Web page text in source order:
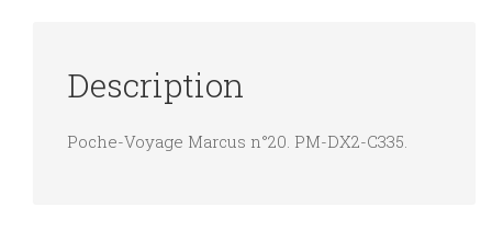
Description
Poche-Voyage Marcus n°20. PM-DX2-C335.